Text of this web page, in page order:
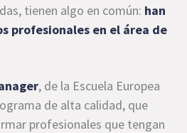
tienen algo en común: han
profesionales en el área de
, de la Escuela Europea
de alta calidad, que
profesionales que tengan